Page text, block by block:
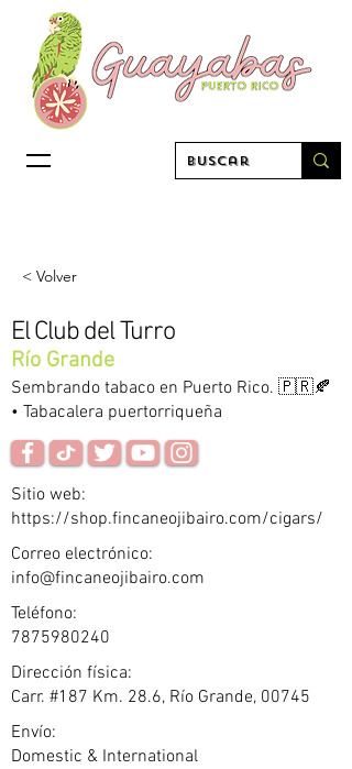
< Volver
El Club del Turro
Río Grande
Sembrando tabaco en Puerto Rico. 🇵🇷🍂
• Tabacalera puertorriqueña
Sitio web:
https://shop.fincaneojibairo.com/cigars/
Correo electrónico:
info@fincaneojibairo.com
Teléfono:
7875980240
Dirección física:
Carr. #187 Km. 28.6, Río Grande, 00745
Envío:
Domestic & International